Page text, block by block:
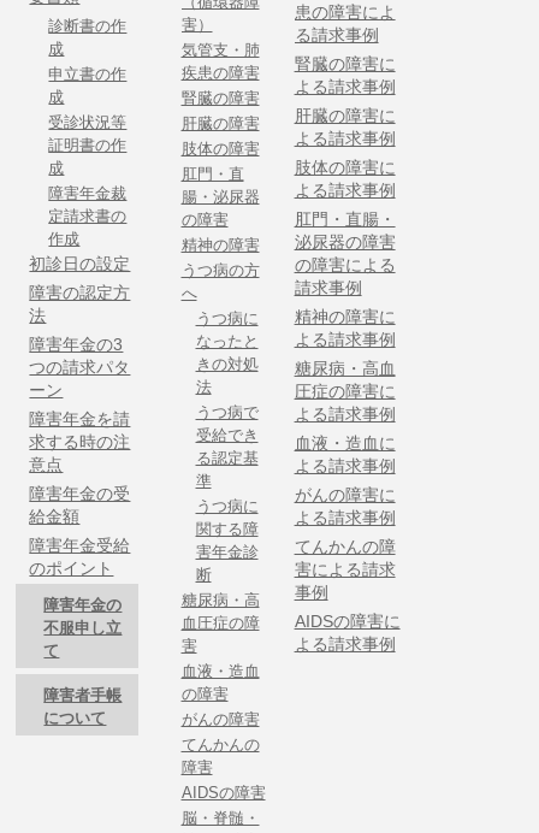
診断書の作
成
申立書の作
成
受診状況等
証明書の作
成
障害年金裁
定請求書の
作成
初診日の設定
障害の認定方
法
障害年金の3
つの請求パタ
ーン
障害年金を請
求する時の注
意点
障害年金の受
給金額
障害年金受給
のポイント
障害年金の
不服申し立
て
障害者手帳
について
害）
気管支・肺
疾患の障害
腎臓の障害
肝臓の障害
肢体の障害
肛門・直
腸・泌尿器
の障害
精神の障害
うつ病の方
へ
うつ病に
なったと
きの対処
法
うつ病で
受給でき
る認定基
準
うつ病に
関する障
害年金診
断
糖尿病・高
血圧症の障
害
血液・造血
の障害
がんの障害
てんかんの
障害
AIDSの障害
脳・脊髄・
患の障害によ
る請求事例
腎臓の障害に
よる請求事例
肝臓の障害に
よる請求事例
肢体の障害に
よる請求事例
肛門・直腸・
泌尿器の障害
の障害による
請求事例
精神の障害に
よる請求事例
糖尿病・高血
圧症の障害に
よる請求事例
血液・造血に
よる請求事例
がんの障害に
よる請求事例
てんかんの障
害による請求
事例
AIDSの障害に
よる請求事例